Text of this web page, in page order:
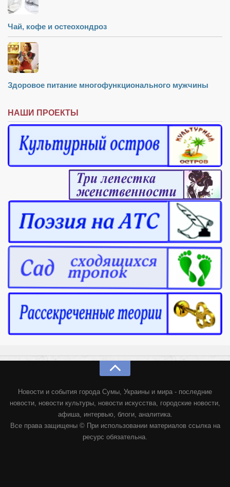
Чай, кофе и остеохондроз
Здоровое питание многофункционального мужчины
НАШИ ПРОЕКТЫ
Новости и события города Сумы, Украины и мира - последние
новости, новости культуры, новости искусства, городские новости,
афиша, интервью, блоги, аналитика.
Все права защищены © При использовании материалов ссылка на
ресурс обязательна.